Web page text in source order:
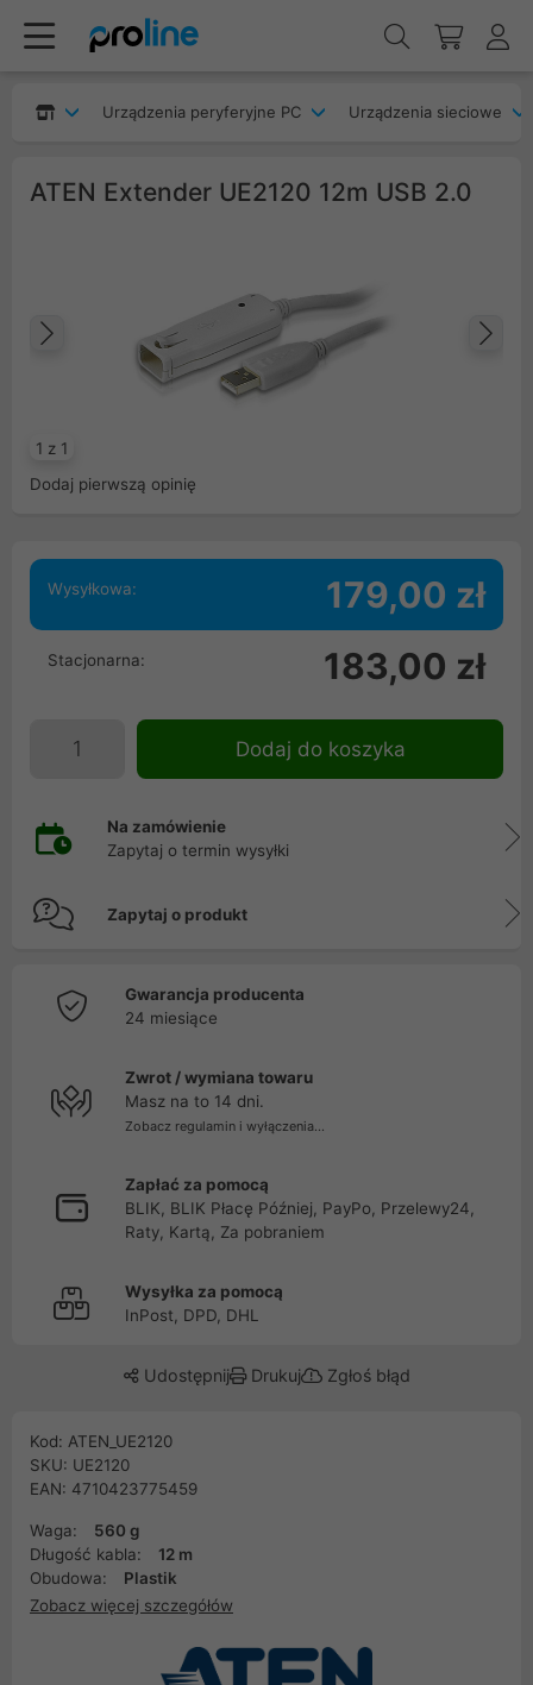
Urządzenia peryferyjne PC Urządzenia sieciowe
ATEN Extender UE2120 12m USB 2.0
1 z 1
Poprzedni
Dodaj pierwszą opinię
Wysyłkowa: 179,00 zł
Stacjonarna: 183,00 zł
Dodaj do koszyka
Na zamówienie
Zapytaj o termin wysyłki
Zapytaj o produkt
Gwarancja producenta
24 miesiące
Zwrot / wymiana towaru
Masz na to 14 dni.
Zobacz regulamin i wyłączenia...
Zapłać za pomocą
BLIK, BLIK Płacę Później, PayPo, Przelewy24,
Raty, Kartą, Za pobraniem
Wysyłka za pomocą
InPost, DPD, DHL
Udostępnij Drukuj Zgłoś błąd
Kod: ATEN_UE2120
SKU: UE2120
EAN: 4710423775459
Waga:
560 g
Długość kabla:
12 m
Obudowa:
Plastik
Zobacz więcej szczegółów